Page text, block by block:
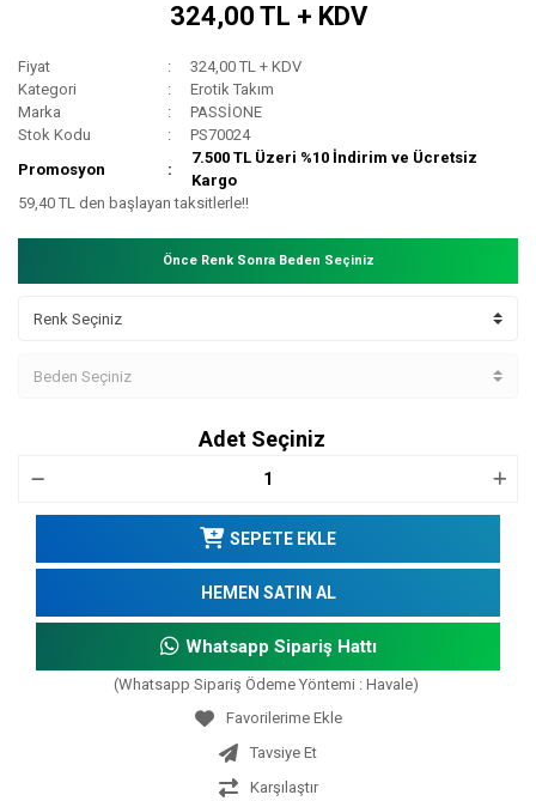
324,00 TL + KDV
Fiyat
324,00 TL + KDV
Kategori
Erotik Takım
Marka
PASSİONE
Stok Kodu
PS70024
Promosyon
7.500 TL Üzeri %10 İndirim ve Ücretsiz
Kargo
59,40 TL den başlayan taksitlerle!!
Önce Renk Sonra Beden Seçiniz
Adet Seçiniz
SEPETE EKLE
HEMEN SATIN AL
Whatsapp Sipariş Hattı
(Whatsapp Sipariş Ödeme Yöntemi : Havale)
Tavsiye Et
Karşılaştır